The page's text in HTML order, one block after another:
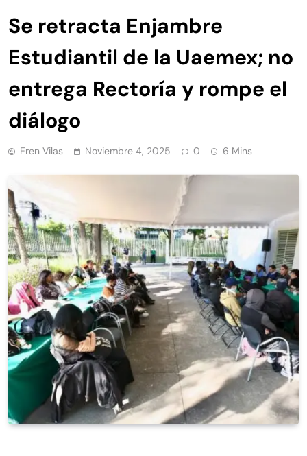
Se retracta Enjambre
Estudiantil de la Uaemex; no
entrega Rectoría y rompe el
diálogo
Eren Vilas Noviembre 4, 2025 0 6 Mins